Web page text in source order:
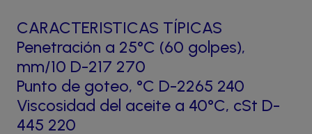
CARACTERISTICAS TÍPICAS
Penetración a 25°C (60 golpes),
mm/10 D-217 270
Punto de goteo, °C D-2265 240
Viscosidad del aceite a 40°C, cSt D-
445 220